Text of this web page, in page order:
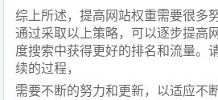
综上所述，提高网站权重需要很多
通过采取以上策略，可以逐步提高
度搜索中获得更好的排名和流量。
续的过程，
需要不断的努力和更新，以适应不